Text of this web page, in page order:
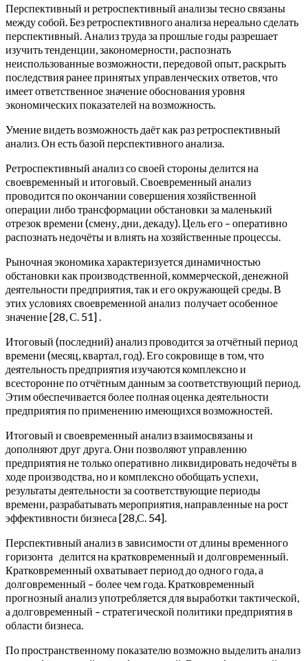
Перспективный и ретроспективный анализы тесно связаны
между собой. Без ретроспективного анализа нереально сделать
перспективный. Анализ труда за прошлые годы разрешает
изучить тенденции, закономерности, распознать
неиспользованные возможности, передовой опыт, раскрыть
последствия ранее принятых управленческих ответов, что
имеет ответственное значение обоснования уровня
экономических показателей на возможность.
Умение видеть возможность даёт как раз ретроспективный
анализ. Он есть базой перспективного анализа.
Ретроспективный анализ со своей стороны делится на
своевременный и итоговый. Своевременный анализ
проводится по окончании совершения хозяйственной
операции либо трансформации обстановки за маленький
отрезок времени (смену, дни, декаду). Цель его – оперативно
распознать недочёты и влиять на хозяйственные процессы.
Рыночная экономика характеризуется динамичностью
обстановки как производственной, коммерческой, денежной
деятельности предприятия, так и его окружающей среды. В
этих условиях своевременной анализ получает особенное
значение [28, С. 51] .
Итоговый (последний) анализ проводится за отчётный период
времени (месяц, квартал, год). Его сокровище в том, что
деятельность предприятия изучаются комплексно и
всесторонне по отчётным данным за соответствующий период.
Этим обеспечивается более полная оценка деятельности
предприятия по применению имеющихся возможностей.
Итоговый и своевременный анализ взаимосвязаны и
дополняют друг друга. Они позволяют управлению
предприятия не только оперативно ликвидировать недочёты в
ходе производства, но и комплексно обобщать успехи,
результаты деятельности за соответствующие периоды
времени, разрабатывать мероприятия, направленные на рост
эффективности бизнеса [28,С. 54].
Перспективный анализ в зависимости от длины временного
горизонта делится на кратковременный и долговременный.
Кратковременный охватывает период до одного года, а
долговременный – более чем года. Кратковременный
прогнозный анализ употребляется для выработки тактической,
а долговременный – стратегической политики предприятия в
области бизнеса.
По пространственному показателю возможно выделить анализ